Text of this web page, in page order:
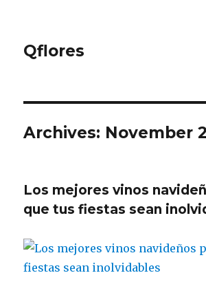
Qflores
Archives: November
Los mejores vinos
que tus fiestas sean